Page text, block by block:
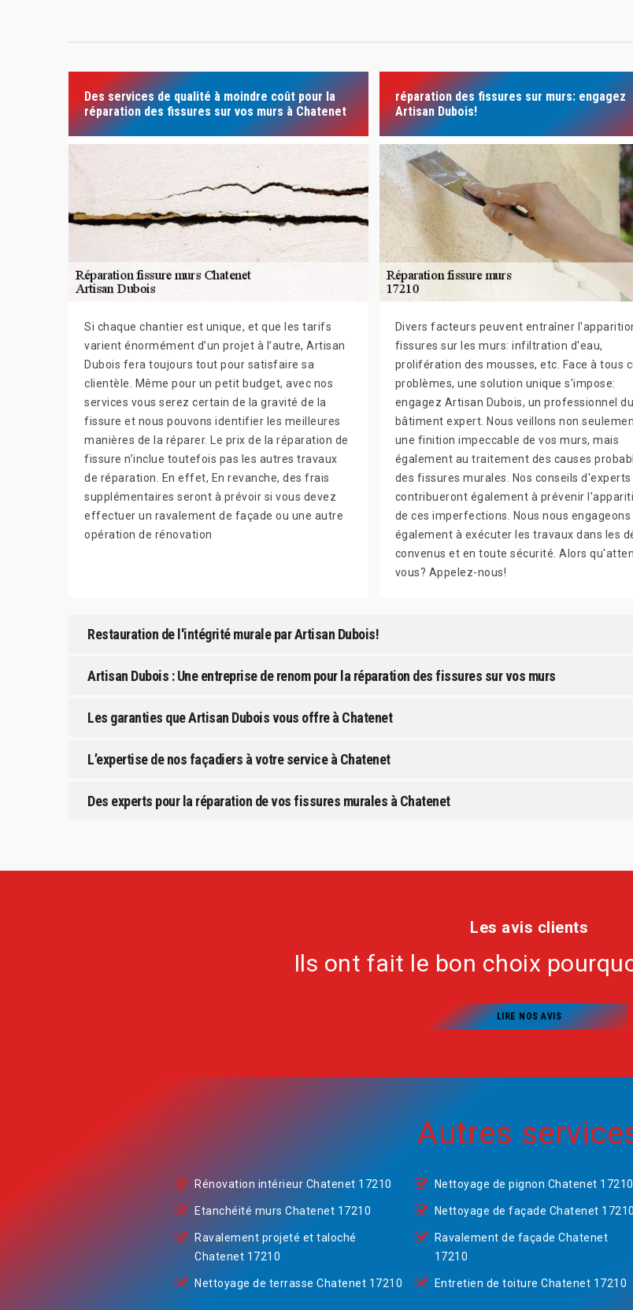
Des services de qualité à moindre coût pour la
réparation des fissures sur vos murs à Chatenet
Si chaque chantier est unique, et que les tarifs
varient énormément d’un projet à l’autre, Artisan
Dubois fera toujours tout pour satisfaire sa
clientèle. Même pour un petit budget, avec nos
services vous serez certain de la gravité de la
fissure et nous pouvons identifier les meilleures
manières de la réparer. Le prix de la réparation de
fissure n’inclue toutefois pas les autres travaux
de réparation. En effet, En revanche, des frais
supplémentaires seront à prévoir si vous devez
effectuer un ravalement de façade ou une autre
opération de rénovation
réparation des fissures sur murs: engagez
Artisan Dubois!
Divers facteurs peuvent entraîner
fissures sur les murs: infiltration d'eau,
prolifération des mousses, etc. Face à tous
problèmes, une solution unique s'impose:
engagez Artisan Dubois, un professionnel du
bâtiment expert. Nous veillons non
une finition impeccable de vos murs, mais
également au traitement des causes
des fissures murales. Nos conseils d'experts
contribueront également à prévenir
de ces imperfections. Nous nous engageons
également à exécuter les travaux dans les
convenus et en toute sécurité. Alors
vous? Appelez-nous!
Restauration de l'intégrité murale par Artisan Dubois!
Artisan Dubois : Une entreprise de renom pour la réparation des fissures sur vos murs
Les garanties que Artisan Dubois vous offre à Chatenet
L’expertise de nos façadiers à votre service à Chatenet
Des experts pour la réparation de vos fissures murales à Chatenet
Les avis clients
Ils ont fait le bon choix
LIRE NOS AVIS
Autres
Rénovation intérieur Chatenet 17210
Etanchéité murs Chatenet 17210
Ravalement projeté et taloché
Chatenet 17210
Nettoyage de terrasse Chatenet 17210
Nettoyage de pignon Chatenet 17210
Nettoyage de façade Chatenet 17210
Ravalement de façade Chatenet
17210
Entretien de toiture Chatenet 17210